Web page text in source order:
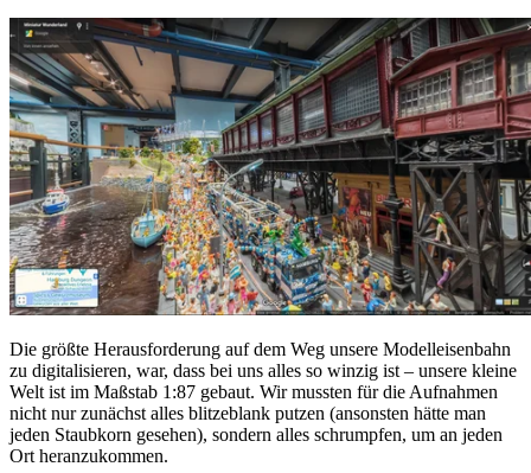
Die größte Herausforderung auf dem Weg unsere Modelleisenbahn
zu digitalisieren, war, dass bei uns alles so winzig ist – unsere kleine
Welt ist im Maßstab 1:87 gebaut. Wir mussten für die Aufnahmen
nicht nur zunächst alles blitzeblank putzen (ansonsten hätte man
jeden Staubkorn gesehen), sondern alles schrumpfen, um an jeden
Ort heranzukommen.